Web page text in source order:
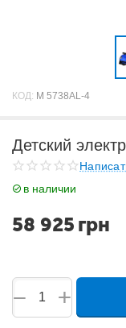
КОД: M 5738AL-4
Детский
в наличии
58 925 грн
+
−